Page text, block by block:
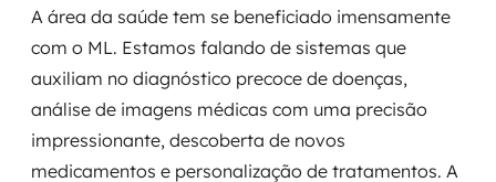
A área da saúde tem se beneficiado imensamente
com o ML. Estamos falando de sistemas que
auxiliam no diagnóstico precoce de doenças,
análise de imagens médicas com uma precisão
impressionante, descoberta de novos
medicamentos e personalização de tratamentos. A